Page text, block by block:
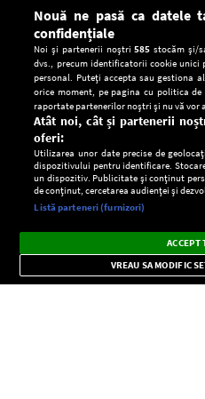
Setări:
Dark
Mode
Radio live, podcasturi, știri și
importante.
Nouă ne pasă ca datele
confidențiale
Noi și partenerii noștri585 stocăm și/
dvs., precum identificatorii cookie unici
personal. Puteți accepta sau gestiona
orice moment, pe pagina cu politica
raportate partenerilor noștri și nu vă vor
Atât noi, cât și partenerii
oferi:
Utilizarea unor date precise de
dispozitivului pentru identificare.
un dispozitiv. Publicitate și conținut
de conținut, cercetarea audienței și
Listă parteneri (furnizori)
ACCEPT
VREAU SA MODIFIC